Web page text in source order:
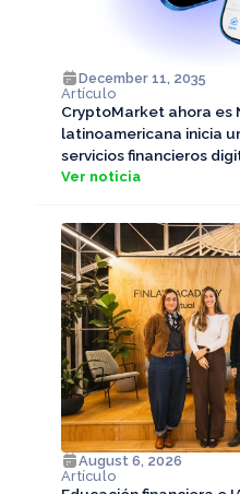
December 11, 2035
Artículo
CryptoMarket ahora es
latinoamericana inicia
servicios financieros
Ver noticia
August 6, 2026
Artículo